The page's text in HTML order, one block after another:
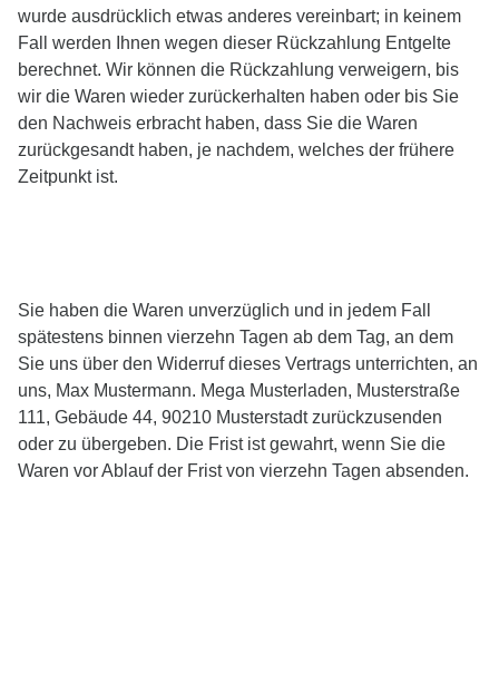
wurde ausdrücklich etwas anderes vereinbart; in keinem
Fall werden Ihnen wegen dieser Rückzahlung Entgelte
berechnet. Wir können die Rückzahlung verweigern, bis
wir die Waren wieder zurückerhalten haben oder bis Sie
den Nachweis erbracht haben, dass Sie die Waren
zurückgesandt haben, je nachdem, welches der frühere
Zeitpunkt ist.
Sie haben die Waren unverzüglich und in jedem Fall
spätestens binnen vierzehn Tagen ab dem Tag, an dem
Sie uns über den Widerruf dieses Vertrags unterrichten, an
uns, Max Mustermann. Mega Musterladen, Musterstraße
111, Gebäude 44, 90210 Musterstadt zurückzusenden
oder zu übergeben. Die Frist ist gewahrt, wenn Sie die
Waren vor Ablauf der Frist von vierzehn Tagen absenden.